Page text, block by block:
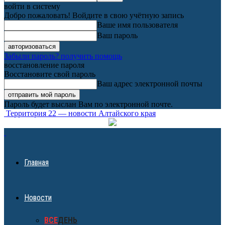
войти в систему
Добро пожаловать! Войдите в свою учётную запись
Ваше имя пользователя
Ваш пароль
Забыли пароль? получить помощь
восстановление пароля
Восстановите свой пароль
Ваш адрес электронной почты
Пароль будет выслан Вам по электронной почте.
Территория 22 — новости Алтайского края
Главная
Новости
ВСЕДЕНЬ